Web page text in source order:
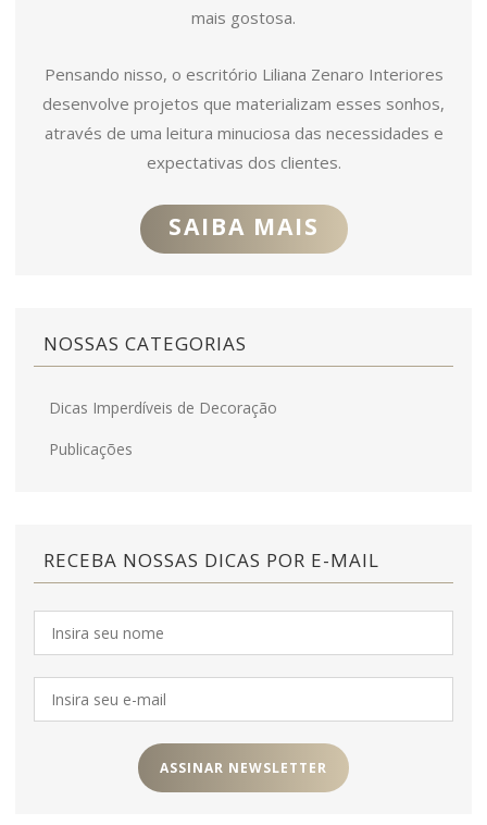
mais gostosa.
Pensando nisso, o escritório Liliana Zenaro Interiores
desenvolve projetos que materializam esses sonhos,
através de uma leitura minuciosa das necessidades e
expectativas dos clientes.
SAIBA MAIS
NOSSAS CATEGORIAS
Dicas Imperdíveis de Decoração
Publicações
RECEBA NOSSAS DICAS POR E-MAIL